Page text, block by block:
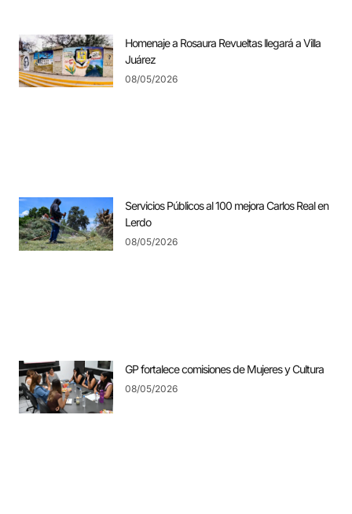
Homenaje a Rosaura Revueltas llegará a Villa
Juárez
08/05/2026
Servicios Públicos al 100 mejora Carlos Real en
Lerdo
08/05/2026
GP fortalece comisiones de Mujeres y Cultura
08/05/2026